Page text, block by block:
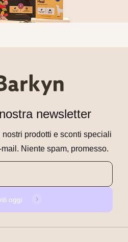
newsletter
prodotti e sconti speciali
Niente spam, promesso.
oggi